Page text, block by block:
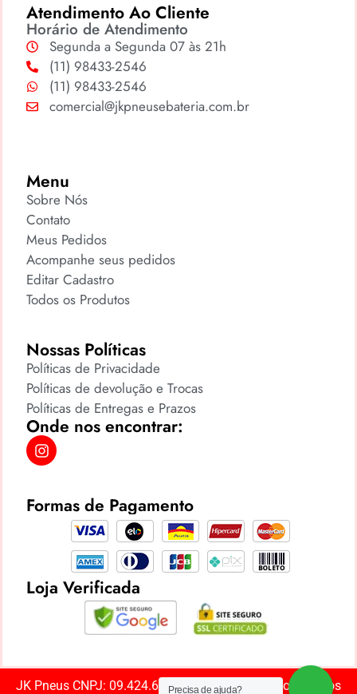
Atendimento Ao Cliente
Horário de Atendimento
Segunda a Segunda 07 às 21h
(11) 98433-2546
(11) 98433-2546
comercial@jkpneusebateria.com.br
Menu
Sobre Nós
Contato
Meus Pedidos
Acompanhe seus pedidos
Editar Cadastro
Todos os Produtos
Nossas Políticas
Políticas de Privacidade
Políticas de devolução e Trocas
Políticas de Entregas e Prazos
Onde nos encontrar:
Formas de Pagamento
Loja Verificada
JK Pneus CNPJ: 09.424.669/0001-85 ©️ Todos os direitos
Precisa de ajuda?